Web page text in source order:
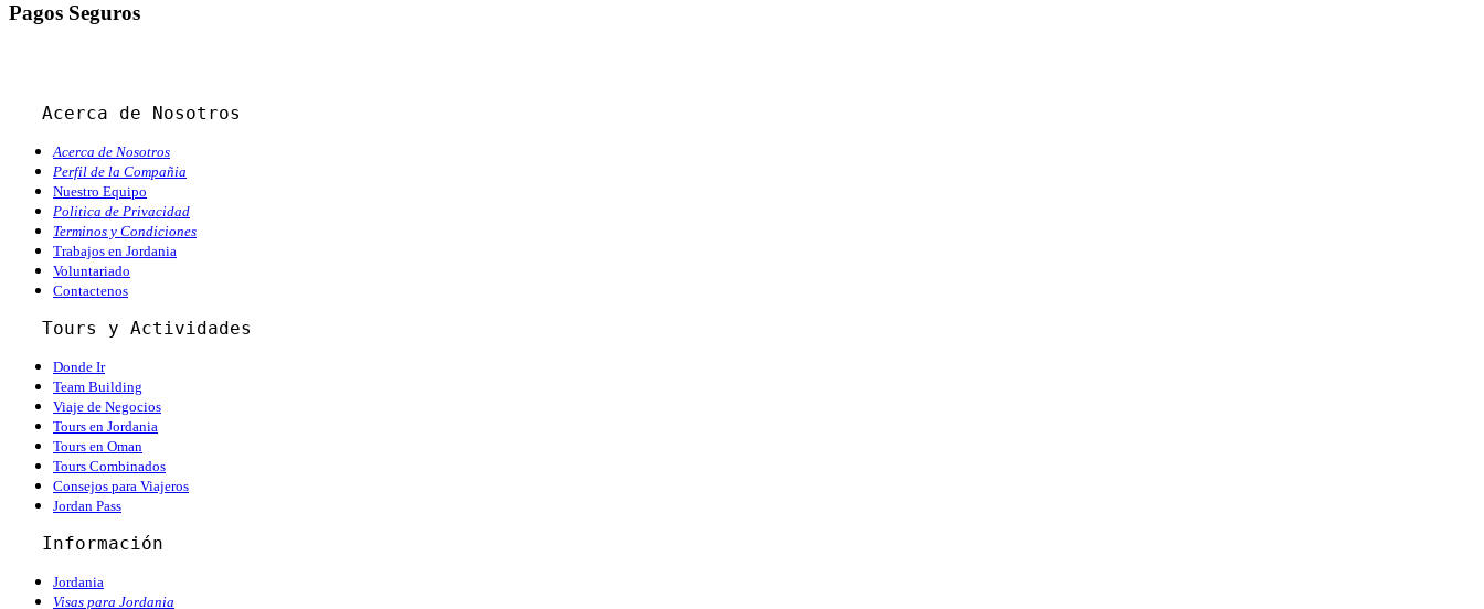
Pagos Seguros
Acerca de Nosotros
Acerca de Nosotros
Perfil de la Compañia
Nuestro Equipo
Politica de Privacidad
Terminos y Condiciones
Trabajos en Jordania
Voluntariado
Contactenos
Tours y Actividades
Donde Ir
Team Building
Viaje de Negocios
Tours en Jordania
Tours en Oman
Tours Combinados
Consejos para Viajeros
Jordan Pass
Información
Jordania
Visas para Jordania